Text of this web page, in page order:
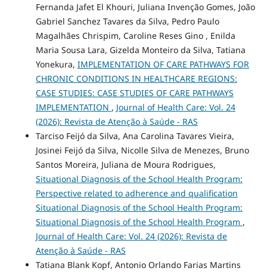
Fernanda Jafet El Khouri, Juliana Invenção Gomes, João
Gabriel Sanchez Tavares da Silva, Pedro Paulo
Magalhães Chrispim, Caroline Reses Gino , Enilda
Maria Sousa Lara, Gizelda Monteiro da Silva, Tatiana
Yonekura, IMPLEMENTATION OF CARE PATHWAYS FOR
CHRONIC CONDITIONS IN HEALTHCARE REGIONS:
CASE STUDIES: CASE STUDIES OF CARE PATHWAYS
IMPLEMENTATION , Journal of Health Care: Vol. 24
(2026): Revista de Atenção à Saúde - RAS
Tarciso Feijó da Silva, Ana Carolina Tavares Vieira,
Josinei Feijó da Silva, Nicolle Silva de Menezes, Bruno
Santos Moreira, Juliana de Moura Rodrigues,
Situational Diagnosis of the School Health Program:
Perspective related to adherence and qualification
Situational Diagnosis of the School Health Program:
Situational Diagnosis of the School Health Program ,
Journal of Health Care: Vol. 24 (2026): Revista de
Atenção à Saúde - RAS
Tatiana Blank Kopf, Antonio Orlando Farias Martins